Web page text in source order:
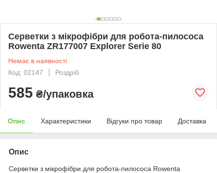
Серветки з мікрофібри для робота-пилососа
Rowenta ZR177007 Explorer Serie 80
Немає в наявності
Код: 02147
Роздріб
585 ₴/упаковка
Опис Характеристики Відгуки про товар Доставка
Опис
Серветки з мікрофібри для робота-пилососа Rowenta